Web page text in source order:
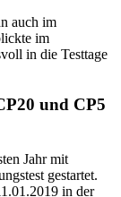
auch im
im
in die Testtage
und CP5
Jahr mit
gestartet.
in der